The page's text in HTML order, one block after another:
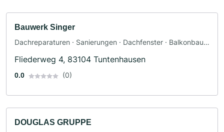
Bauwerk Singer
Dachreparaturen · Sanierungen · Dachfenster · Balkonbau ·
Fassadenarbeiten · Renovierung
Fliederweg 4, 83104 Tuntenhausen
0.0 (0)
DOUGLAS GRUPPE